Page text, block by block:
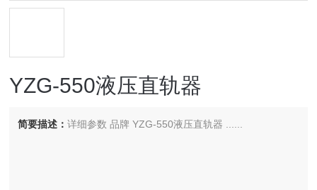
YZG-550液压直轨器
简要描述：详细参数 品牌 YZG-550液压直轨器 ......